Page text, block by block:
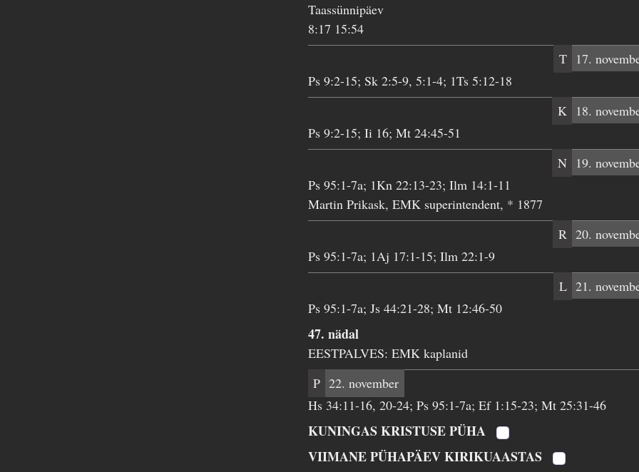
Taassünnipäev
8:17 15:54
T
17.
Ps 9:2-15; Sk 2:5-9, 5:1-4; 1Ts 5:12-18
K
18.
Ps 9:2-15; Ii 16; Mt 24:45-51
N
19.
Ps 95:1-7a; 1Kn 22:13-23; Ilm 14:1-11
Martin Prikask, EMK superintendent, * 1877
R 20.
Ps 95:1-7a; 1Aj 17:1-15; Ilm 22:1-9
L 21.
Ps 95:1-7a; Js 44:21-28; Mt 12:46-50
47. nädal
EESTPALVES: EMK kaplanid
P 22. november
Hs 34:11-16, 20-24; Ps 95:1-7a; Ef 1:15-23; Mt 25:31-46
KUNINGAS KRISTUSE PÜHA
VIIMANE PÜHAPÄEV KIRIKUAASTAS